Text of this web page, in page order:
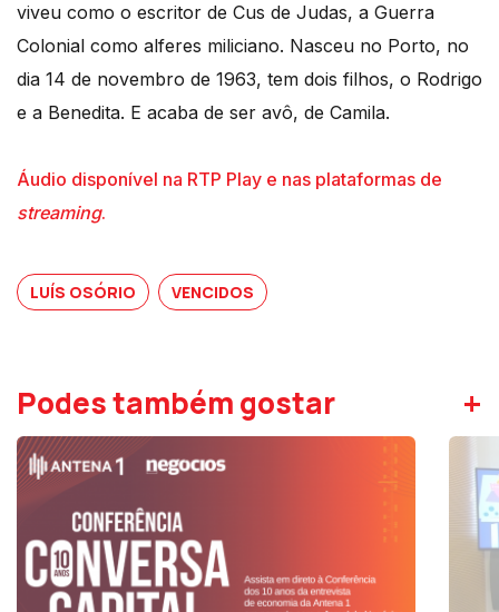
viveu como o escritor de Cus de Judas, a Guerra
Colonial como alferes miliciano. Nasceu no Porto, no
dia 14 de novembro de 1963, tem dois filhos, o Rodrigo
e a Benedita. E acaba de ser avô, de Camila.
Áudio disponível na RTP Play e nas plataformas de
streaming.
LUÍS OSÓRIO VENCIDOS
Podes também gostar +